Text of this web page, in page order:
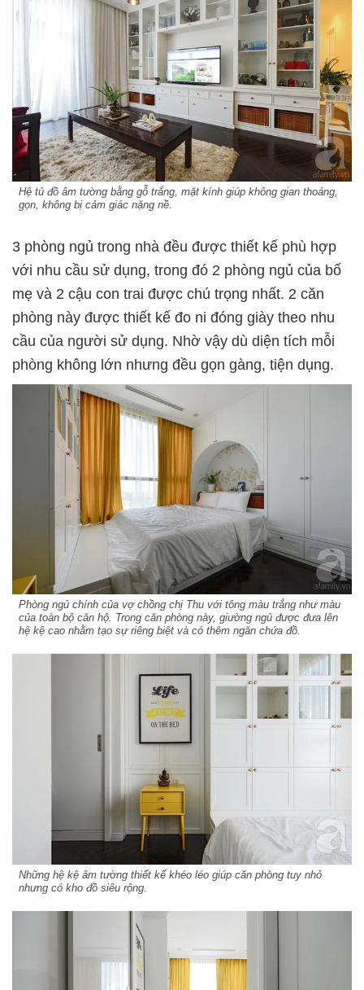
Hệ tủ đồ âm tường bằng gỗ trắng, mặt kính giúp không gian thoáng,
gọn, không bị cảm giác nặng nề.
3 phòng ngủ trong nhà đều được thiết kế phù hợp
với nhu cầu sử dụng, trong đó 2 phòng ngủ của bố
mẹ và 2 cậu con trai được chú trọng nhất. 2 căn
phòng này được thiết kế đo ni đóng giày theo nhu
cầu của người sử dụng. Nhờ vậy dù diện tích mỗi
phòng không lớn nhưng đều gọn gàng, tiện dụng.
Phòng ngủ chính của vợ chồng chị Thu với tông màu trắng như màu
của toàn bộ căn hộ. Trong căn phòng này, giường ngủ được đưa lên
hệ kệ cao nhằm tạo sự riêng biệt và có thêm ngăn chứa đồ.
Những hệ kệ âm tường thiết kế khéo léo giúp căn phòng tuy nhỏ
nhưng có kho đồ siêu rộng.